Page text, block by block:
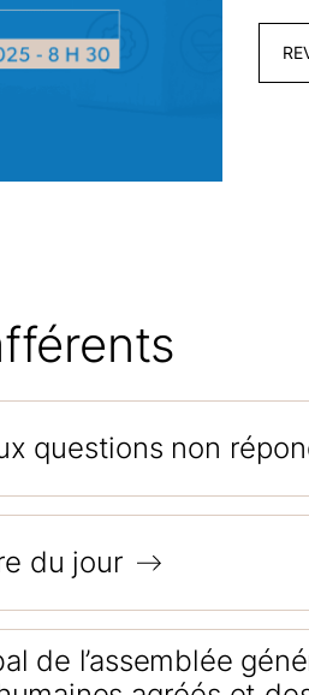
questions non
du jour
de l’assemblée